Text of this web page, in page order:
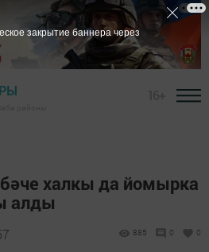
халкы да йомырка
алды
885 0 0
закрытие баннера через